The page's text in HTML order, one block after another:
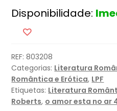
de
Fogo
Disponibilidade:
REF:803208
Categorias: Literatura
Romântica e Erótica, LPF
Etiquetas: Literatura
Roberts, o amor esta no ar